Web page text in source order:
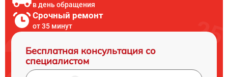
в день обращения
Срочный ремонт
от 35 минут
Бесплатная консультация со
специалистом